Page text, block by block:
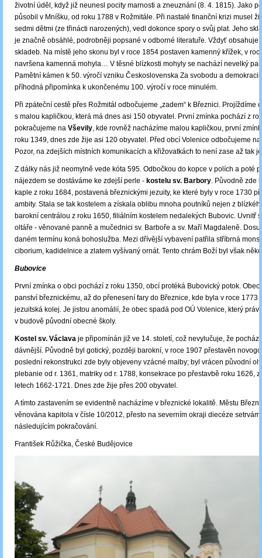
životní úděl, když již neunesl pocity marnosti a zneuznání (8. 4. 1815). Jako
působil v Mníšku, od roku 1788 v Rožmitále. Při nastalé finanční krizi musel
sedmi dětmi (ze třinácti narozených), vedl dokonce spory o svůj plat. Jeho
je značně obsáhlé, podrobněji popsané v odborné literatuře. Vždyť obsahuje
skladeb. Na místě jeho skonu byl v roce 1854 postaven kamenný křížek, v
navršena kamenná mohyla… V těsné blízkosti mohyly se nachází nevelký
Pamětní kámen k 50. výročí vzniku Československa Za svobodu a
příhodná připomínka k ukončenému 100. výročí v roce minulém.
Při zpáteční cestě přes Rožmitál odbočujeme „zadem“ k Březnici. Projíždíme
s malou kapličkou, která má dnes asi 150 obyvatel. První zmínka pochází z
pokračujeme na Vševily, kde rovněž nacházíme malou kapličkou, první
roku 1349, dnes zde žije asi 120 obyvatel. Před obcí Volenice odbočujeme na
Pozor, na zdejších místních komunikacích a křižovatkách to není zase až tak
Z dálky nás již neomylně vede kóta 595. Odbočkou do kopce v polích a poté
nájezdem se dostáváme ke zdejší perle - kostelu sv. Barbory. Původně zde
kaple z roku 1684, postavená březnickými jezuity, ke které byly v roce 1730
ambity. Stala se tak kostelem a získala oblibu mnoha poutníků nejen z
barokní centrálou z roku 1650, filiálním kostelem nedalekých Bubovic. Uvnitř
oltáře - věnované panně a mučednici sv. Barboře a sv. Maří Magdaleně.
daném termínu koná bohoslužba. Mezi dřívější vybavení patřila stříbrná
ciborium, kadidelnice a zlatem vyšívaný ornát. Tento chrám Boží byl však
Bubovice
První zmínka o obci pochází z roku 1350, obcí protéká Bubovický potok. Obec
panství březnickému, až do přenesení fary do Březnice, kde byla v roce 1773
jezuitská kolej. Je jistou anomálií, že obec spadá pod OÚ Volenice, který
v budově původní obecné školy.
Kostel sv. Václava je připomínán již ve 14. století, což nevylučuje, že
dávnější. Původně byl gotický, později barokní, v roce 1907 přestavěn
poslední rekonstrukci zde byly objeveny vzácné malby; byl vrácen původní
plebanie od r. 1361, matriky od r. 1788, konsekrace po přestavbě roku 1626,
letech 1662-1721. Dnes zde žije přes 200 obyvatel.
A tímto zastavením se evidentně nacházíme v březnické lokalitě. Městu
věnována kapitola v čísle 10/2012, přesto na severním okraji diecéze
následujícím pokračování.
František Růžička, České Budějovice